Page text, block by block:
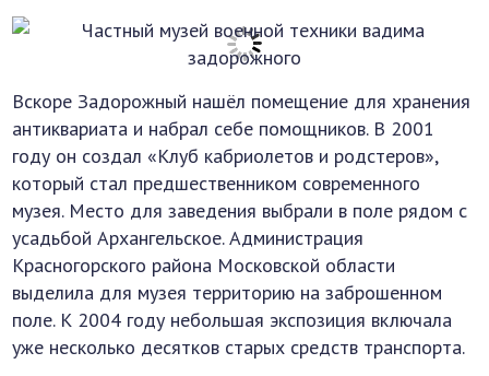
Вскоре Задорожный нашёл помещение для хранения
антиквариата и набрал себе помощников. В 2001
году он создал «Клуб кабриолетов и родстеров»,
который стал предшественником современного
музея. Место для заведения выбрали в поле рядом с
усадьбой Архангельское. Администрация
Красногорского района Московской области
выделила для музея территорию на заброшенном
поле. К 2004 году небольшая экспозиция включала
уже несколько десятков старых средств транспорта.